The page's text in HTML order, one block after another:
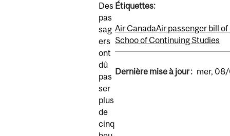
Des
pas
sag
ers
ont
dû
pas
ser
plus
de
cinq
Étiquettes:
Air CanadaAir passenger bill
Schoo of Continuing Studies
Dernière mise à jour : mer,